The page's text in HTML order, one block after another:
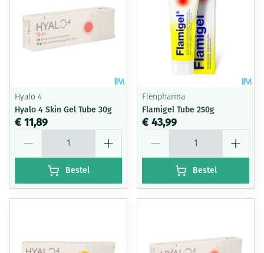
Hyalo 4
Hyalo 4 Skin Gel Tube 30g
€ 11,89
Bestel
Flenpharma
Flamigel Tube 250g
€ 43,99
Bestel